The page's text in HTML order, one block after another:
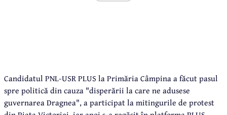
Candidatul PNL-USR PLUS la Primăria Câmpina a făcut pasul
spre politică din cauza "disperării la care ne adusese
guvernarea Dragnea", a participat la mitingurile de protest